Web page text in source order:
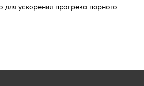
ускорения прогрева парного